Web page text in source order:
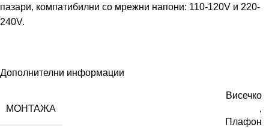
пазари, компатибилни со мрежни напони: 110-120V и 220-
240V.
Дополнителни информации
МОНТАЖА
Висечко
,
Плафон